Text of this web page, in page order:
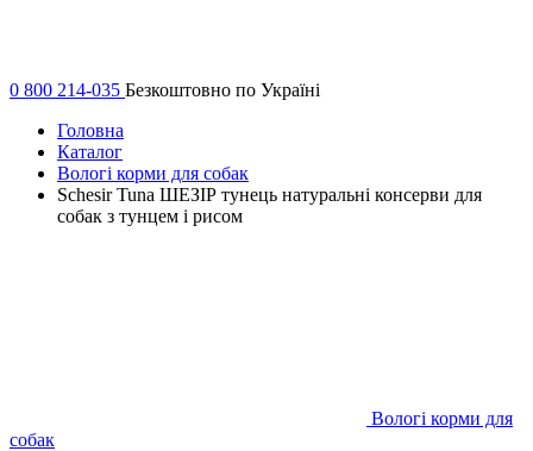
0 800 214-035 Безкоштовно по Україні
Головна
Каталог
Вологі корми для собак
Schesir Tuna ШЕЗІР тунець натуральні консерви для
собак з тунцем і рисом
Вологі корми для
собак